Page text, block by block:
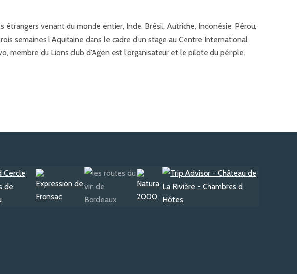
venant du monde entier, Inde, Brésil, Autriche, Indonésie, Pérou,
semaines l’Aquitaine dans le cadre d’un stage au Centre International
membre du Lions club d’Agen est l’organisateur et le pilote du périple.